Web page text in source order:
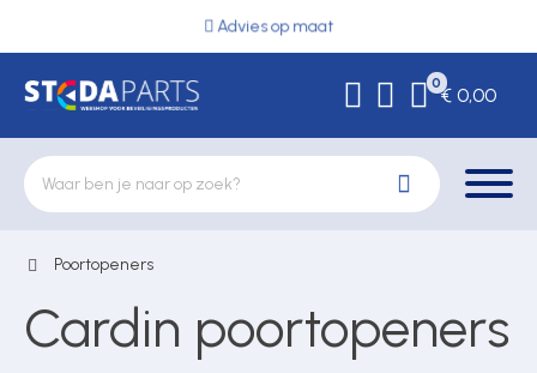
Advies op maat
0
€ 0,00
Deurbeslag
Elektrische vergrendeling
Poortopeners
Cardin poortopeners